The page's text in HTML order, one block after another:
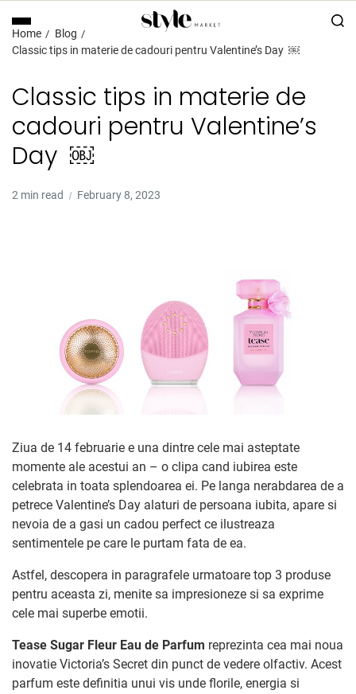
Home
Blog
Classic tips in materie de cadouri pentru Valentine’s Day ￼
Classic tips in materie de
cadouri pentru Valentine’s
Day ￼
2 min read February 8, 2023
Ziua de 14 februarie e una dintre cele mai asteptate
momente ale acestui an – o clipa cand iubirea este
celebrata in toata splendoarea ei. Pe langa nerabdarea de a
petrece Valentine’s Day alaturi de persoana iubita, apare si
nevoia de a gasi un cadou perfect ce ilustreaza
sentimentele pe care le purtam fata de ea.
Astfel, descopera in paragrafele urmatoare top 3 produse
pentru aceasta zi, menite sa impresioneze si sa exprime
cele mai superbe emotii.
Tease Sugar Fleur Eau de Parfum reprezinta cea mai noua
inovatie Victoria’s Secret din punct de vedere olfactiv. Acest
parfum este definitia unui vis unde florile, energia si